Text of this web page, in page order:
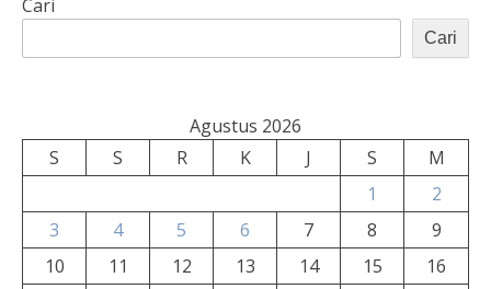
Cari
Cari
Agustus 2026
S
S R K J S
M
1
2
3
4 5 6 7 8
9
10
11 12 13 14 15
16